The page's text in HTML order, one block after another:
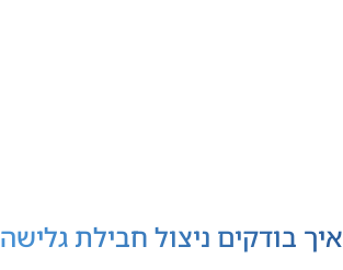
איך בודקים ניצול חבילת גלישה